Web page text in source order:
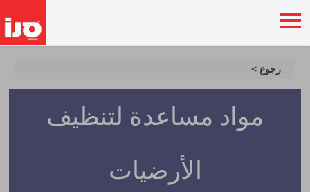
رجوع >
مواد مساعدة لتنظيف
الأرضيات